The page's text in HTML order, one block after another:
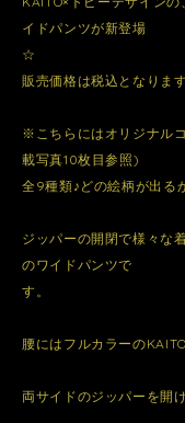
イドパンツが新登場
☆
販売価格は税込となります
※こちらにはオリジナル
載写真10枚目参照)
全9種類♪どの絵柄が出る
ジッパーの開閉で様々な
のワイドパンツで
す。
腰にはフルカラーの
両サイドのジッパーを開